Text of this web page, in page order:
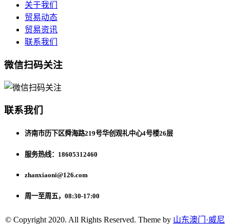
关于我们
贸易动态
贸易资讯
联系我们
微信扫码关注
联系我们
济南市历下区舜海路219号华创观礼中心4号楼26层
服务热线：18605312460
zhanxiaoni@126.com
周一至周五，08:30-17:00
© Copyright 2020. All Rights Reserved. Theme by 山东澳门·威尼